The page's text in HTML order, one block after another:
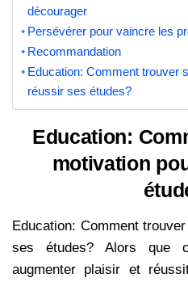
décourager
Persévérer pour vaincre les
Recommandation
Education: Comment trouver
réussir ses études?
Education:
motivation
Education: Comment
ses études? Alors que
augmenter plaisir et